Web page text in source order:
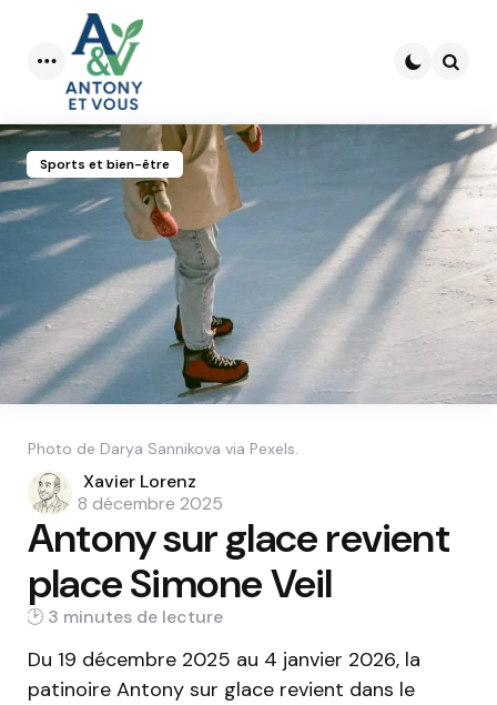
Menu
Sports et bien-être
Photo de Darya Sannikova via Pexels.
Posted
by
Xavier Lorenz
8 décembre 2025
Antony sur glace revient
place Simone Veil
3 min
Du 19 décembre 2025 au 4 janvier 2026, la
patinoire Antony sur glace revient dans le